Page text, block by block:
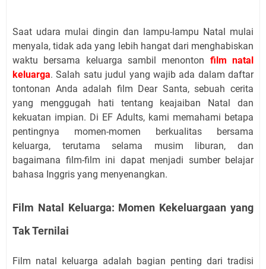
Saat udara mulai dingin dan lampu-lampu Natal mulai
menyala, tidak ada yang lebih hangat dari menghabiskan
waktu bersama keluarga sambil menonton film natal
keluarga. Salah satu judul yang wajib ada dalam daftar
tontonan Anda adalah film Dear Santa, sebuah cerita
yang menggugah hati tentang keajaiban Natal dan
kekuatan impian. Di EF Adults, kami memahami betapa
pentingnya momen-momen berkualitas bersama
keluarga, terutama selama musim liburan, dan
bagaimana film-film ini dapat menjadi sumber belajar
bahasa Inggris yang menyenangkan.
Film Natal Keluarga: Momen Kekeluargaan yang
Tak Ternilai
Film natal keluarga adalah bagian penting dari tradisi